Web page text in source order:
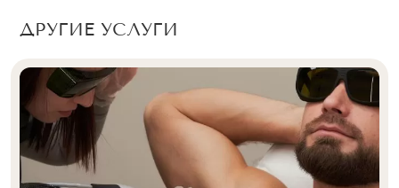
ДРУГИЕ УСЛУГИ